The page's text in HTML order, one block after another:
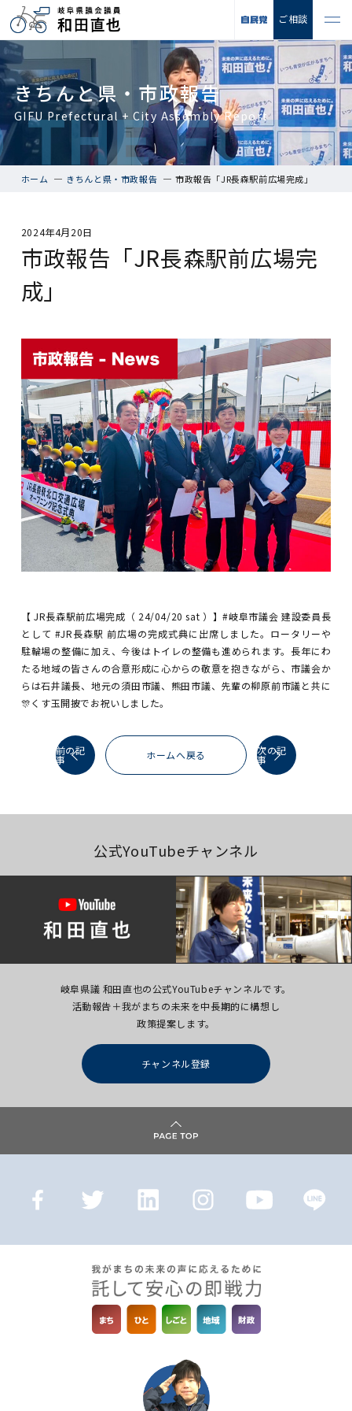
ご相談
きちんと県・市政報告
GIFU Prefectural + City Assembly Report
ホーム きちんと県・市政報告 市政報告「JR長森駅前広場完成」
2024年4月20日
市政報告「JR長森駅前広場完
成」
【 JR長森駅前広場完成（ 24/04/20 sat ）】#岐阜市議会 建設委員長
として #JR長森駅 前広場の完成式典に出席しました。ロータリーや
駐輪場の整備に加え、今後はトイレの整備も進められます。長年にわ
たる地域の皆さんの合意形成に心からの敬意を抱きながら、市議会か
らは石井議長、地元の須田市議、熊田市議、先輩の柳原前市議と共に
🎊くす玉開披でお祝いしました。
前の記
事 ホームへ戻る 次の記
事
公式YouTubeチャンネル
岐阜県議 和田直也の公式YouTubeチャンネルです。
活動報告＋我がまちの未来を中長期的に構想し
政策提案します。
チャンネル登録